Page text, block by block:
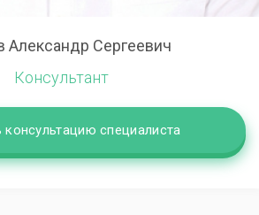
Александр Сергеевич
Консультант
консультацию специалиста